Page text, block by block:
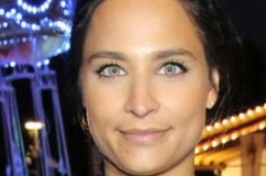
Filme & Serien
Lifestyle
Familie & Liebe
Promiflash Exklusiv